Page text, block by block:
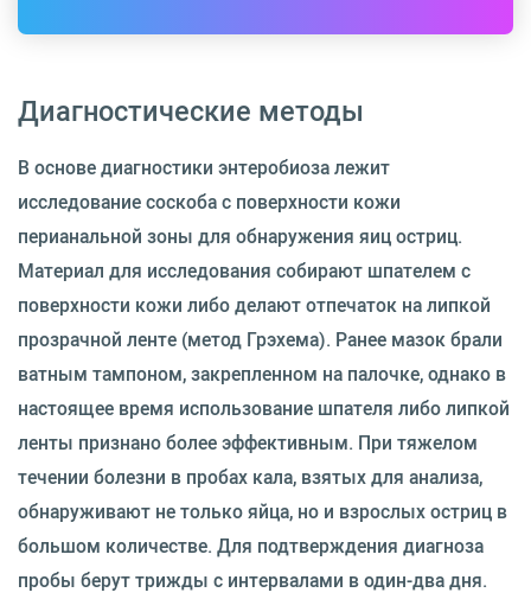
Диагностические методы
В основе диагностики энтеробиоза лежит
исследование соскоба с поверхности кожи
перианальной зоны для обнаружения яиц остриц.
Материал для исследования собирают шпателем с
поверхности кожи либо делают отпечаток на липкой
прозрачной ленте (метод Грэхема). Ранее мазок брали
ватным тампоном, закрепленном на палочке, однако в
настоящее время использование шпателя либо липкой
ленты признано более эффективным. При тяжелом
течении болезни в пробах кала, взятых для анализа,
обнаруживают не только яйца, но и взрослых остриц в
большом количестве. Для подтверждения диагноза
пробы берут трижды с интервалами в один-два дня.